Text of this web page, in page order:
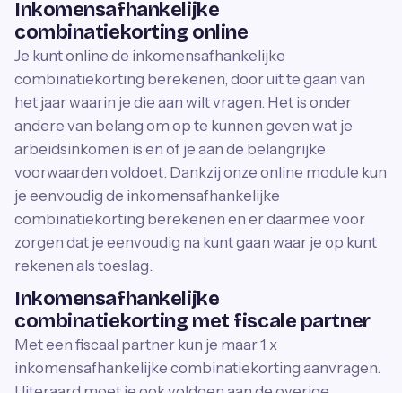
Inkomensafhankelijke
combinatiekorting online
Je kunt online de inkomensafhankelijke
combinatiekorting berekenen, door uit te gaan van
het jaar waarin je die aan wilt vragen. Het is onder
andere van belang om op te kunnen geven wat je
arbeidsinkomen is en of je aan de belangrijke
voorwaarden voldoet. Dankzij onze online module kun
je eenvoudig de inkomensafhankelijke
combinatiekorting berekenen en er daarmee voor
zorgen dat je eenvoudig na kunt gaan waar je op kunt
rekenen als toeslag.
Inkomensafhankelijke
combinatiekorting met fiscale partner
Met een fiscaal partner kun je maar 1 x
inkomensafhankelijke combinatiekorting aanvragen.